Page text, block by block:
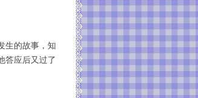
生的故事，知
答应后又过了